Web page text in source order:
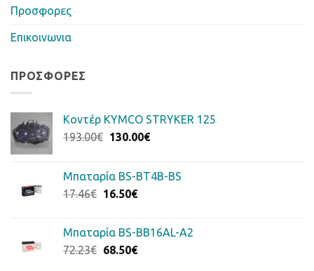
Προσφορες
Επικοινωνια
ΠΡΟΣΦΟΡΈΣ
Κοντέρ KYMCO STRYKER 125
193.00€ Original
193.00€.
130.00€Η
είναι:
Μπαταρία BS-BT4B-BS
17.46€ Original
17.46€.
16.50€Η
είναι:
16.50€.
Μπαταρία BS-BB16AL-A2
72.23€ Original
68.50€Η